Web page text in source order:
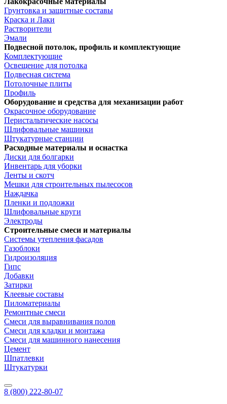
Грунтовка и защитные составы
Краска и Лаки
Растворители
Эмали
Подвесной потолок, профиль и комплектующие
Комплектующие
Освещение для потолка
Подвесная система
Потолочные плиты
Профиль
Оборудование и средства для механизации работ
Окрасочное оборудование
Перистальтические насосы
Шлифовальные машинки
Штукатурные станции
Расходные материалы и оснастка
Диски для болгарки
Инвентарь для уборки
Ленты и скотч
Мешки для строительных пылесосов
Наждачка
Пленки и подложки
Шлифовальные круги
Электроды
Строительные смеси и материалы
Системы утепления фасадов
Газоблоки
Гидроизоляция
Гипс
Добавки
Затирки
Клеевые составы
Пиломатериалы
Ремонтные смеси
Смеси для выравнивания полов
Смеси для кладки и монтажа
Смеси для машинного нанесения
Цемент
Шпатлевки
Штукатурки
8 (800) 222-80-07